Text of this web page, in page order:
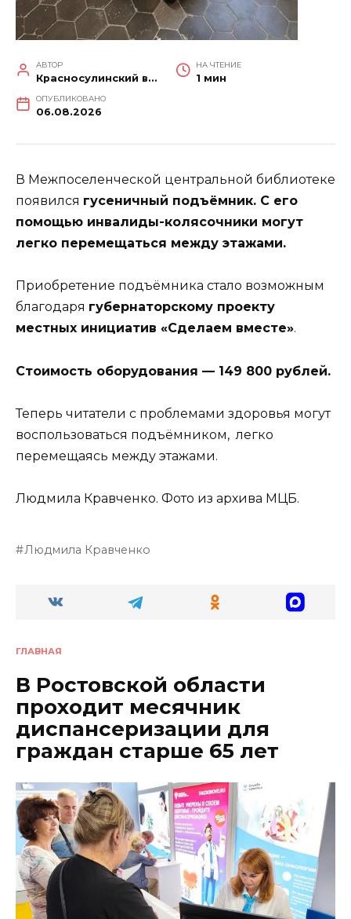
АВТОР
Красносулинский вестник
НА ЧТЕНИЕ
1 мин
ОПУБЛИКОВАНО
06.08.2026
В Межпоселенческой центральной библиотеке
появился гусеничный подъёмник. С его
помощью инвалиды-колясочники могут
легко перемещаться между этажами.
Приобретение подъёмника стало возможным
благодаря губернаторскому проекту
местных инициатив «Сделаем вместе».
Стоимость оборудования — 149 800 рублей.
Теперь читатели с проблемами здоровья могут
воспользоваться подъёмником, легко
перемещаясь между этажами.
Людмила Кравченко. Фото из архива МЦБ.
Людмила Кравченко
ГЛАВНАЯ
В Ростовской области
проходит месячник
диспансеризации для
граждан старше 65 лет